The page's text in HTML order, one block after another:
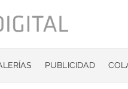
PUBLICIDAD